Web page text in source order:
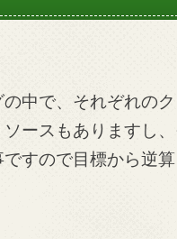
中で、それぞれの
ースもありますし
すので目標から逆